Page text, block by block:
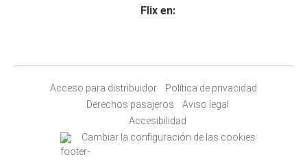
Flix en:
Acceso para distribuidor
Política de privacidad
Derechos pasajeros
Aviso legal
Accesibilidad
Cambiar la configuración de las cookies